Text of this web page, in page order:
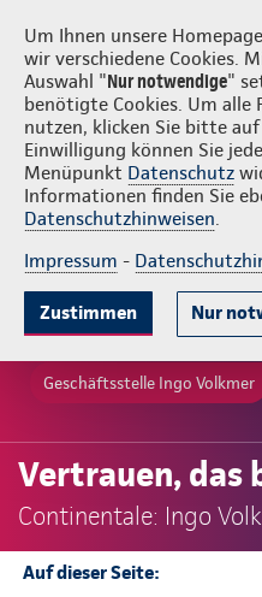
Um Ihnen unsere
wir verschiedene Cookies.
Auswahl "Nur notwendige"
benötigte Cookies. Um alle
nutzen, klicken Sie bitte
Einwilligung können Sie
Menüpunkt Datenschutz
Informationen finden Sie
Datenschutzhinweisen.
Impressum -
Zustimmen Nur
Ingo Volkmer
Geschäftsstelle Ingo Volkmer
Vertrauen, das
Continentale: Ingo
Auf dieser Seite: